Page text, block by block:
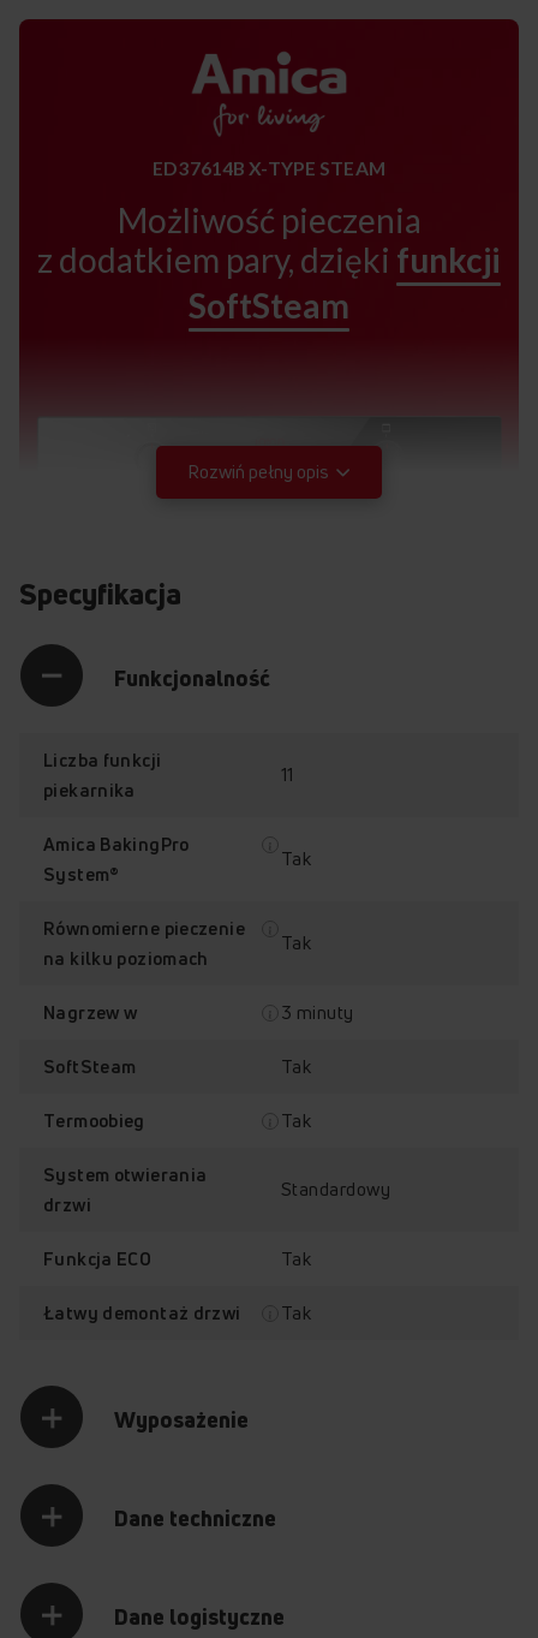
ED37614B X-TYPE STEAM
Możliwość pieczenia
z dodatkiem pary, dzięki funkcji
SoftSteam
SoftSteam
Czyszczenie
katalityczne
teleskopowe z funkcją
Amica ED37614B X-TYPE STEAM
Przytrzymaj palec na punkcie z plusem, aby odkryć jego
Rozwiń pełny opis
Specyfikacja
Funkcjonalność
Liczba funkcji
piekarnika
11
Amica BakingPro
System®
Tak
Równomierne pieczenie
na kilku poziomach
Tak
Nagrzew w 3 minuty
SoftSteam Tak
Termoobieg Tak
System otwierania
drzwi
Standardowy
Funkcja ECO Tak
Łatwy demontaż drzwi Tak
Wyposażenie
Dane techniczne
Dane logistyczne